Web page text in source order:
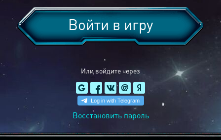
Или войдите через
Войти в игру
Восстановить пароль